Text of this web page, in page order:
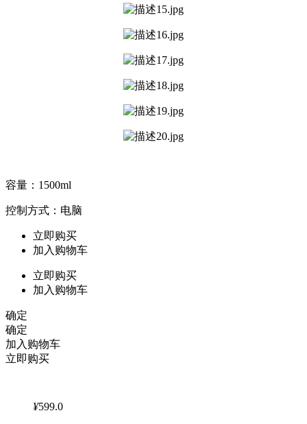
容量：1500ml
控制方式：电脑
立即购买
加入购物车
立即购买
加入购物车
确定
确定
加入购物车
立即购买
¥599.0